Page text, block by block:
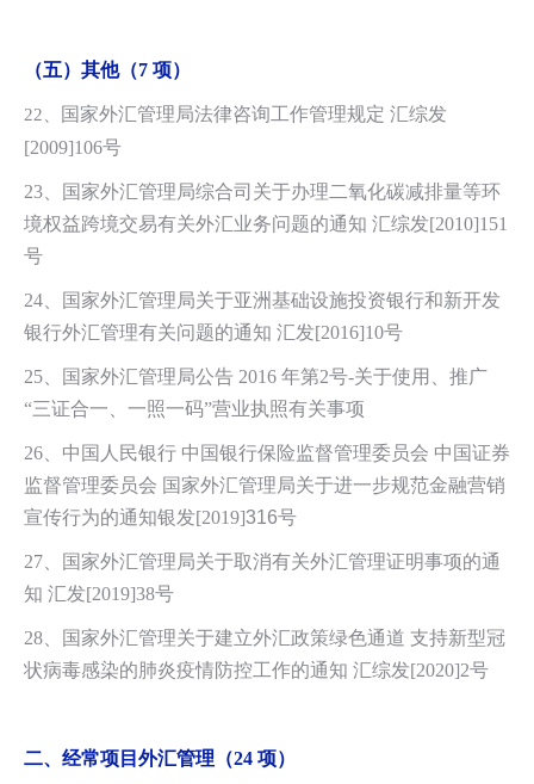
（五）其他（7 项）
22、
国家外汇管理局法律咨询工作管理规定 汇综发
[2009]106号
23、国家外汇管理局综合司关于办理二氧化碳减排量等环
境权益跨境交易有关外汇业务问题的通知 汇综发[2010]151
号
24、国家外汇管理局关于亚洲基础设施投资银行和新开发
银行外汇管理有关问题的通知 汇发[2016]10号
25、国家外汇管理局公告 2016 年第2号-关于使用、推广
“三证合一、一照一码”营业执照有关事项
26、中国人民银行 中国银行保险监督管理委员会 中国证券
监督管理委员会 国家外汇管理局关于进一步规范金融营销
宣传行为的通知银发[2019]316号
27、国家外汇管理局关于取消有关外汇管理证明事项的通
知 汇发[2019]38号
28、国家外汇管理关于建立外汇政策绿色通道 支持新型冠
状病毒感染的肺炎疫情防控工作的通知 汇综发[2020]2号
二、经常项目外汇管理（24 项）